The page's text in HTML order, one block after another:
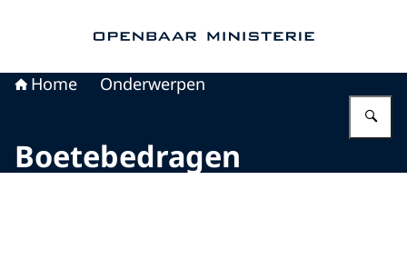
Home Onderwerpen
Boetebedragen